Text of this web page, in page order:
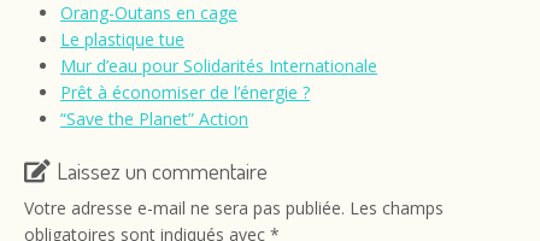
Orang-Outans en cage
Le plastique tue
Mur d’eau pour Solidarités Internationale
Prêt à économiser de l’énergie ?
“Save the Planet” Action
Laissez un commentaire
Votre adresse e-mail ne sera pas publiée. Les champs
obligatoires sont indiqués avec *